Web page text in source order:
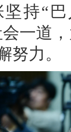
持“
一道
努力。